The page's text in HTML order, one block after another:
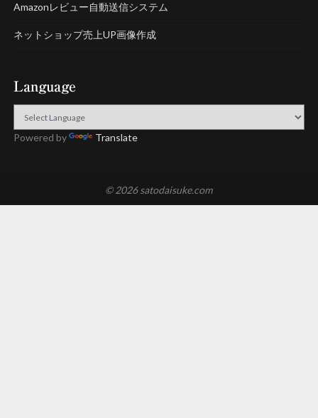
Amazonレビュー自動送信システム
ネットショップ売上UP画像作成
Language
Powered by Translate
© 2026 satodaisuke.com